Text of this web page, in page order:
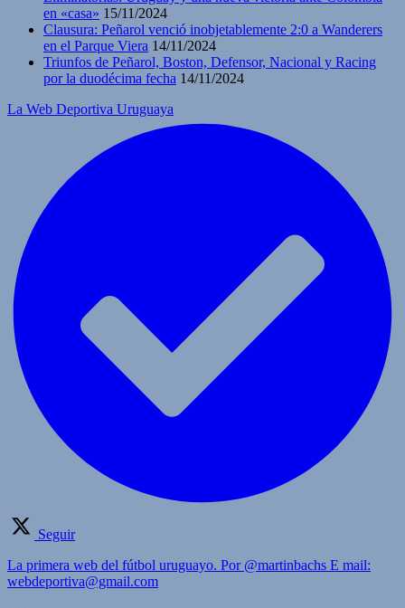
en «casa» 15/11/2024
Clausura: Peñarol venció inobjetablemente 2:0 a Wanderers
en el Parque Viera 14/11/2024
Triunfos de Peñarol, Boston, Defensor, Nacional y Racing
por la duodécima fecha 14/11/2024
La Web Deportiva Uruguaya
Seguir
La primera web del fútbol uruguayo. Por @martinbachs E mail:
webdeportiva@gmail.com